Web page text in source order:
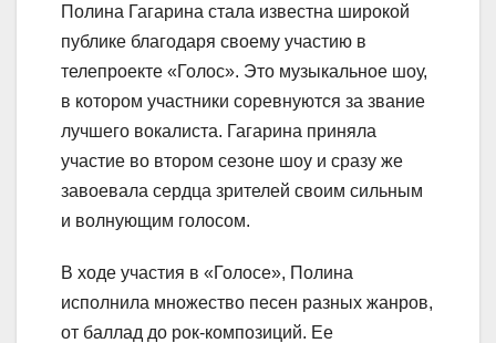
Полина Гагарина стала известна широкой
публике благодаря своему участию в
телепроекте «Голос». Это музыкальное шоу,
в котором участники соревнуются за звание
лучшего вокалиста. Гагарина приняла
участие во втором сезоне шоу и сразу же
завоевала сердца зрителей своим сильным
и волнующим голосом.
В ходе участия в «Голосе», Полина
исполнила множество песен разных жанров,
от баллад до рок-композиций. Ее